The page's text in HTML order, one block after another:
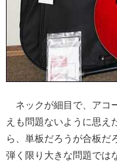
ネックが細目で、アコ
えも問題ないように思え
ら、単板だろうが合板だ
弾く限り大きな問題では